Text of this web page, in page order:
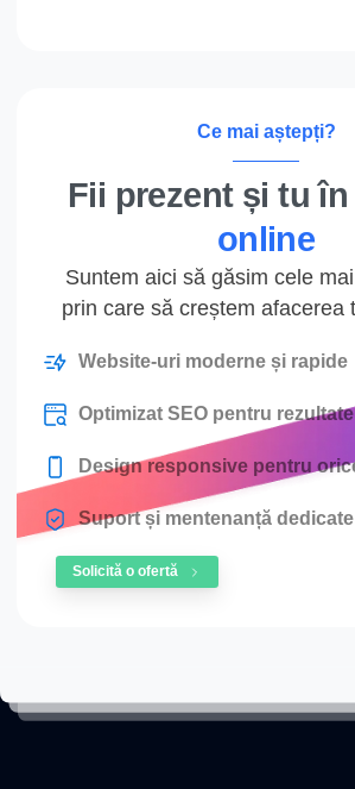
Ce mai aștepți?
Fii prezent și tu
online
Suntem aici să găsim cele
prin care să creștem afacerea
Website-uri moderne și rapide
Optimizat SEO pentru
Design responsive pentru
Suport și mentenanță dedicate
Solicită o ofertă